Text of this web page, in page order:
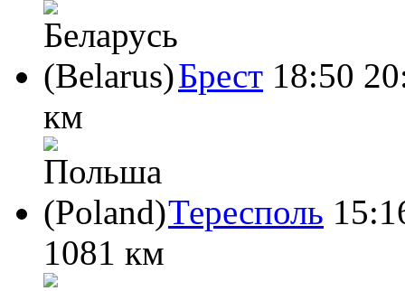
Брест 18:50
км
Тересполь
1081 км